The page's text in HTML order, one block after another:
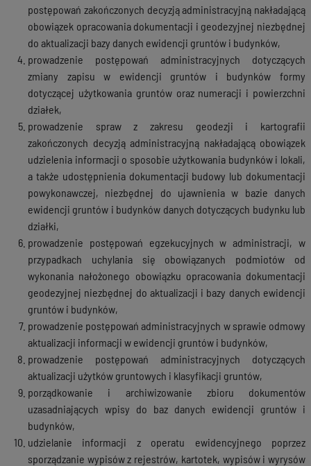
postępowań zakończonych decyzją administracyjną nakładającą
obowiązek opracowania dokumentacji i geodezyjnej niezbędnej
do aktualizacji bazy danych ewidencji gruntów i budynków,
prowadzenie postępowań administracyjnych dotyczących
zmiany zapisu w ewidencji gruntów i budynków formy
dotyczącej użytkowania gruntów oraz numeracji i powierzchni
działek,
prowadzenie spraw z zakresu geodezji i kartografii
zakończonych decyzją administracyjną nakładającą obowiązek
udzielenia informacji o sposobie użytkowania budynków i lokali,
a także udostępnienia dokumentacji budowy lub dokumentacji
powykonawczej, niezbędnej do ujawnienia w bazie danych
ewidencji gruntów i budynków danych dotyczących budynku lub
działki,
prowadzenie postępowań egzekucyjnych w administracji, w
przypadkach uchylania się obowiązanych podmiotów od
wykonania nałożonego obowiązku opracowania dokumentacji
geodezyjnej niezbędnej do aktualizacji i bazy danych ewidencji
gruntów i budynków,
prowadzenie postępowań administracyjnych w sprawie odmowy
aktualizacji informacji w ewidencji gruntów i budynków,
prowadzenie postępowań administracyjnych dotyczących
aktualizacji użytków gruntowych i klasyfikacji gruntów,
porządkowanie i archiwizowanie zbioru dokumentów
uzasadniających wpisy do baz danych ewidencji gruntów i
budynków,
udzielanie informacji z operatu ewidencyjnego poprzez
sporządzanie wypisów z rejestrów, kartotek, wypisów i wyrysów